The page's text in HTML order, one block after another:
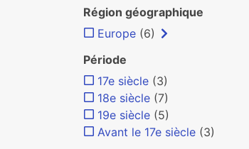
Région géographique
Europe (6)
Période
17e siècle (3)
18e siècle (7)
19e siècle (5)
Avant le 17e siècle (3)